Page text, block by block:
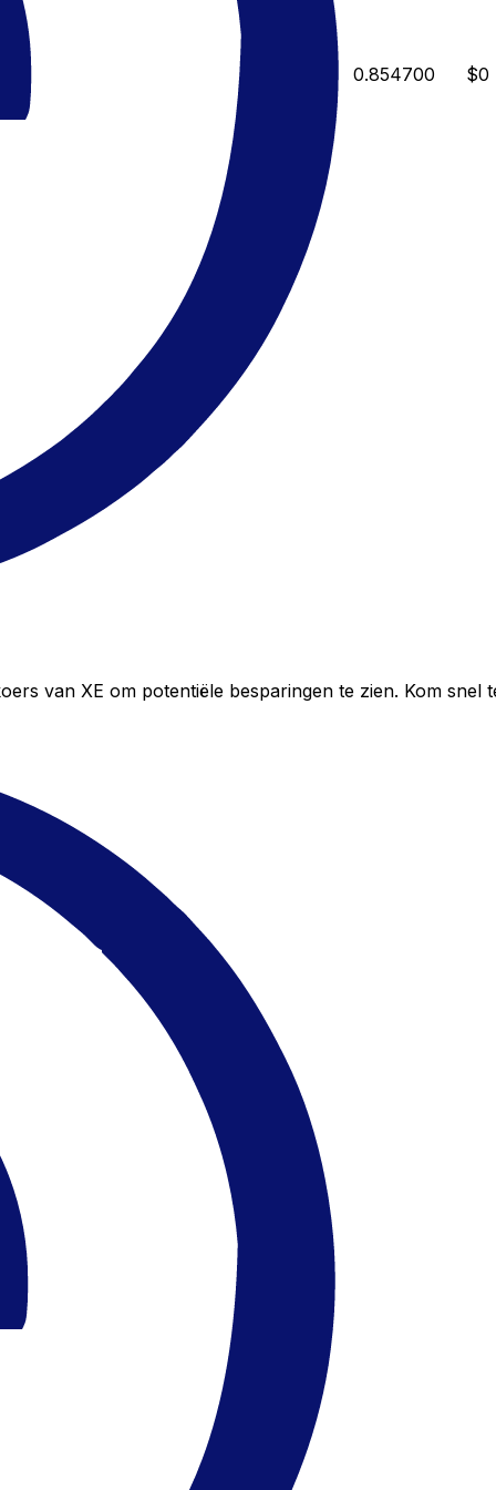
0.854700 $0
van XE om potentiële besparingen te zien. Kom snel